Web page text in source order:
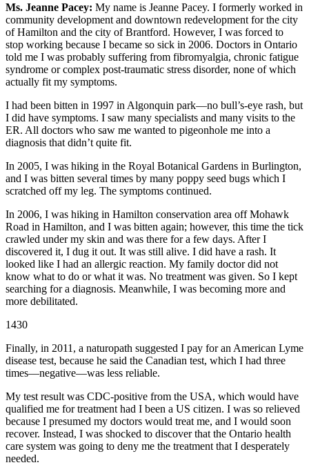
Ms. Jeanne Pacey: My name is Jeanne Pacey. I formerly worked in
community development and downtown redevelopment for the city
of Hamilton and the city of Brantford. However, I was forced to
stop working because I became so sick in 2006. Doctors in Ontario
told me I was probably suffering from fibromyalgia, chronic fatigue
syndrome or complex post-traumatic stress disorder, none of which
actually fit my symptoms.
I had been bitten in 1997 in Algonquin park—no bull’s-eye rash, but
I did have symptoms. I saw many specialists and many visits to the
ER. All doctors who saw me wanted to pigeonhole me into a
diagnosis that didn’t quite fit.
In 2005, I was hiking in the Royal Botanical Gardens in Burlington,
and I was bitten several times by many poppy seed bugs which I
scratched off my leg. The symptoms continued.
In 2006, I was hiking in Hamilton conservation area off Mohawk
Road in Hamilton, and I was bitten again; however, this time the tick
crawled under my skin and was there for a few days. After I
discovered it, I dug it out. It was still alive. I did have a rash. It
looked like I had an allergic reaction. My family doctor did not
know what to do or what it was. No treatment was given. So I kept
searching for a diagnosis. Meanwhile, I was becoming more and
more debilitated.
1430
Finally, in 2011, a naturopath suggested I pay for an American Lyme
disease test, because he said the Canadian test, which I had three
times—negative—was less reliable.
My test result was CDC-positive from the USA, which would have
qualified me for treatment had I been a US citizen. I was so relieved
because I presumed my doctors would treat me, and I would soon
recover. Instead, I was shocked to discover that the Ontario health
care system was going to deny me the treatment that I desperately
needed.